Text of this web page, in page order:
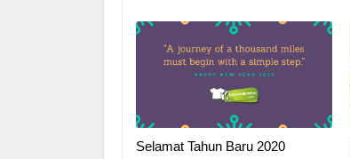
Selamat Tahun Baru 2020